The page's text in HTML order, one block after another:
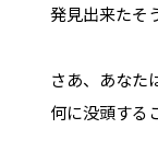
発見出来たそ
さあ、あなた
何に没頭する